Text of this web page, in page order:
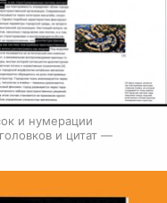
и нумерации
и цитат —